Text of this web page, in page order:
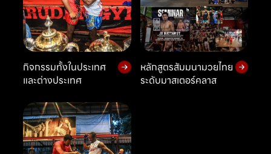
กิจกรรมทั้งในประเทศ
และต่างประเทศ
หลักสูตรสัมมนามวยไทย
ระดับมาสเตอร์คลาส